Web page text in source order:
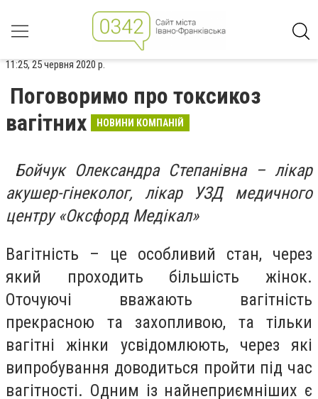
11:25, 25 червня 2020 р.
Поговоримо про токсикоз
вагітних
НОВИНИ КОМПАНІЙ
Бойчук Олександра Степанівна – лікар
акушер-гінеколог, лікар УЗД медичного
центру «Оксфорд Медікал»
Вагітність – це особливий стан, через
який проходить більшість жінок.
Оточуючі вважають вагітність
прекрасною та захопливою, та тільки
вагітні жінки усвідомлюють, через які
випробування доводиться пройти під час
вагітності. Одним із найнеприємніших є